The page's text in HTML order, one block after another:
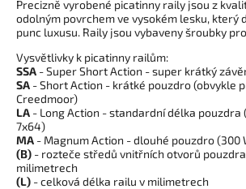
Precizně vyrobené picatinny raily jsou z
odolným povrchem ve vysokém lesku, který
punc luxusu. Raily jsou vybaveny šroubky
Vysvětlivky k picatinny railům:
SSA - Super Short Action - super krátký
SA - Short Action - krátké pouzdro (obvykle
Creedmoor)
LA - Long Action - standardní délka pouzdra
7x64)
MA - Magnum Action - dlouhé pouzdro (300
(B) - rozteče středů vnitřních otvorů
milimetrech
(L) - celková délka railu v milimetrech